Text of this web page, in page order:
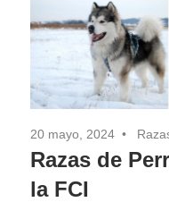
20 mayo, 2024
Razas de
la FCI